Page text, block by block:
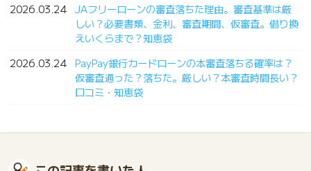
2026.03.24 JAフリーローンの審査落ちた理由。審査基準は厳
しい？必要書類、金利、審査期間、仮審査。借り換
えいくらまで？知恵袋
2026.03.24 PayPay銀行カードローンの本審査落ちる確率は？
仮審査通った？落ちた。厳しい？本審査時間長い？
口コミ・知恵袋